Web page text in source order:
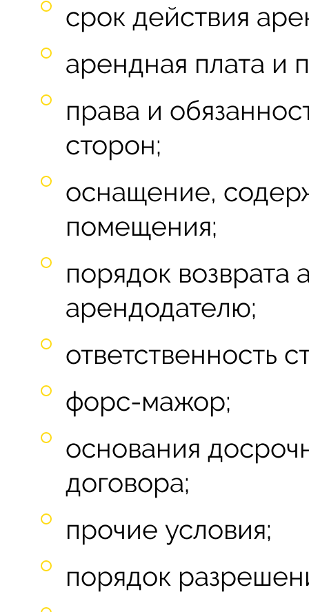
срок действия
арендная плата и
права и
сторон;
оснащение,
помещения;
порядок
арендодателю;
ответственность
форс-мажор;
основания
договора;
прочие условия;
порядок